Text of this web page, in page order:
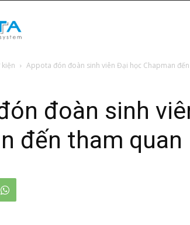
News
kiện Appota đón đoàn sinh viên Đại học Chapman
đoàn sinh
đến tham quan